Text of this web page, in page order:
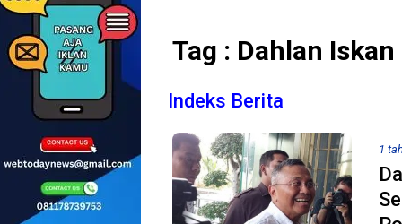
Tag : Dahlan Iskan
Indeks Berita
1